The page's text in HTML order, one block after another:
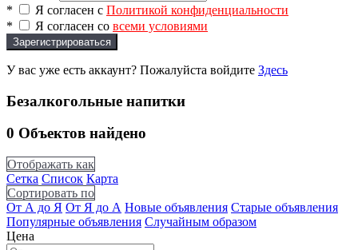
*
Я согласен с Политикой конфиденциальности
*
Я согласен со всеми условиями
Зарегистрироваться
У вас уже есть аккаунт? Пожалуйста войдите Здесь
Безалкогольные напитки
0 Объектов найдено
Отображать как
Сетка Список Карта
Сортировать по
От А до Я От Я до А Новые объявления Старые объявления
Популярные объявления Случайным образом
Цена